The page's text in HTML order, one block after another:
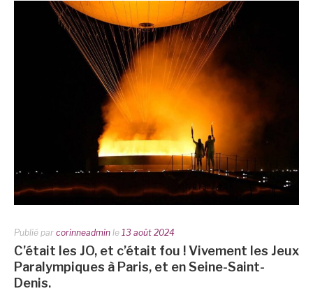
Publié par corinneadmin le 13 août 2024
C’était les JO, et c’était fou ! Vivement les Jeux
Paralympiques à Paris, et en Seine-Saint-
Denis.